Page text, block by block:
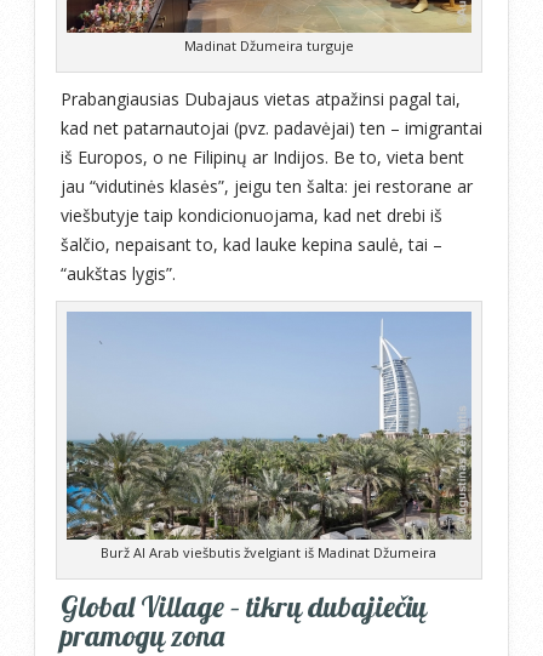
Madinat Džumeira turguje
Prabangiausias Dubajaus vietas atpažinsi pagal tai,
kad net patarnautojai (pvz. padavėjai) ten – imigrantai
iš Europos, o ne Filipinų ar Indijos. Be to, vieta bent
jau “vidutinės klasės”, jeigu ten šalta: jei restorane ar
viešbutyje taip kondicionuojama, kad net drebi iš
šalčio, nepaisant to, kad lauke kepina saulė, tai –
“aukštas lygis”.
Burž Al Arab viešbutis žvelgiant iš Madinat Džumeira
Global Village – tikrų dubajiečių
pramogų zona